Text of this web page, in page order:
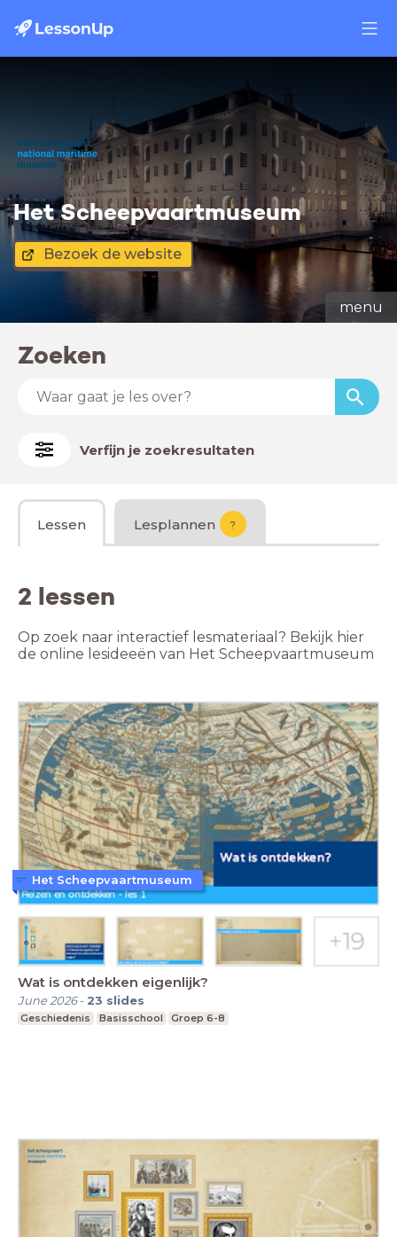
Het Scheepvaartmuseum
Bezoek de website
menu
Zoeken
Verfijn je zoekresultaten
Lessen Lesplannen ?
2 lessen
Op zoek naar interactief lesmateriaal? Bekijk hier
de online lesideeën van Het Scheepvaartmuseum
Wat is ontdekken eigenlijk?
June 2026- 23 slides
Geschiedenis Basisschool Groep 6-8
Het Scheepvaartmuseum